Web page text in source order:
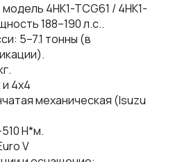
4HK1-TCG61 / 4HK1-
188–190 л.с..
5–7.1 тонны (в
4х4
механическая (Isuzu
Н*м.
V